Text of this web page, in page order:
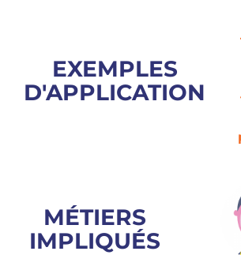
EXEMPLES
D'APPLICATION
MÉTIERS
IMPLIQUÉS